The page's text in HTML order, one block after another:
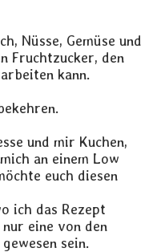
Nüsse, Gemüse und
Fruchtzucker, den
kann.
und mir Kuchen,
an einem Low
euch diesen
ich das Rezept
eine von den
sein.